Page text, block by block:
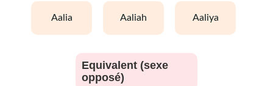
aalia aaliah aaliya
Equivalent (sexe
opposé)